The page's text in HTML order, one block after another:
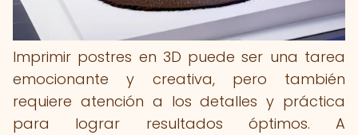
Imprimir postres en 3D puede ser una tarea
emocionante y creativa, pero también
requiere atención a los detalles y práctica
para lograr resultados óptimos. A